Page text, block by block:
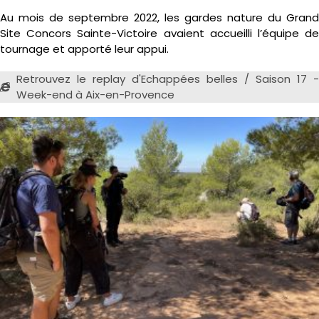
Au mois de septembre 2022, les gardes nature du Grand
Site Concors Sainte-Victoire avaient accueilli l’équipe de
tournage et apporté leur appui.
Retrouvez le replay d'Echappées belles / Saison 17 -
Week-end à Aix-en-Provence